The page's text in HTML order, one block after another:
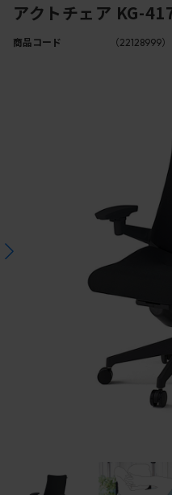
アクトチェア KG-
商品コード （22128999）